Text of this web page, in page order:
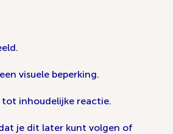
visuele beperking.
inhoudelijke reactie.
je dit later kunt volgen of